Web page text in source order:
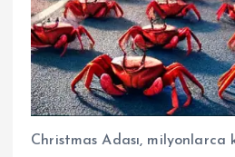
Christmas Adası, milyonlarca